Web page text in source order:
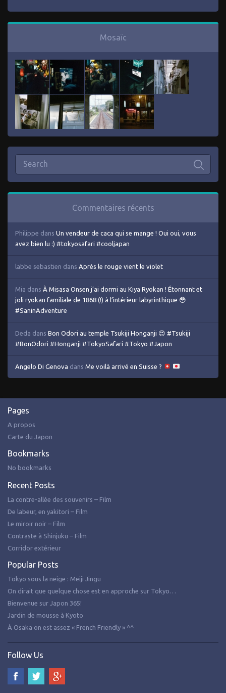
Mosaïc
Commentaires récents
Philippe dans Un vendeur de caca qui se mange ! Oui oui, vous
avez bien lu :) #tokyosafari #cooljapan
labbe sebastien dans Après le rouge vient le violet
Mia dans À Misasa Onsen j’ai dormi au Kiya Ryokan ! Étonnant et
joli ryokan familiale de 1868 (!) à l’intérieur labyrinthique 😳
#SaninAdventure
Deda dans Bon Odori au temple Tsukiji Honganji 😍 #Tsukiji
#BonOdori #Honganji #TokyoSafari #Tokyo #Japon
Angelo Di Genova dans Me voilà arrivé en Suisse ?
Pages
A propos
Carte du Japon
Bookmarks
No bookmarks
Recent Posts
La contre-allée des souvenirs – Film
De labeur, en yakitori – Film
Le miroir noir – Film
Contraste à Shinjuku – Film
Corridor extérieur
Popular Posts
Tokyo sous la neige : Meiji Jingu
On dirait que quelque chose est en approche sur Tokyo…
Bienvenue sur Japon 365!
Jardin de mousse à Kyoto
À Osaka on est assez « French Friendly » ^^
Follow Us